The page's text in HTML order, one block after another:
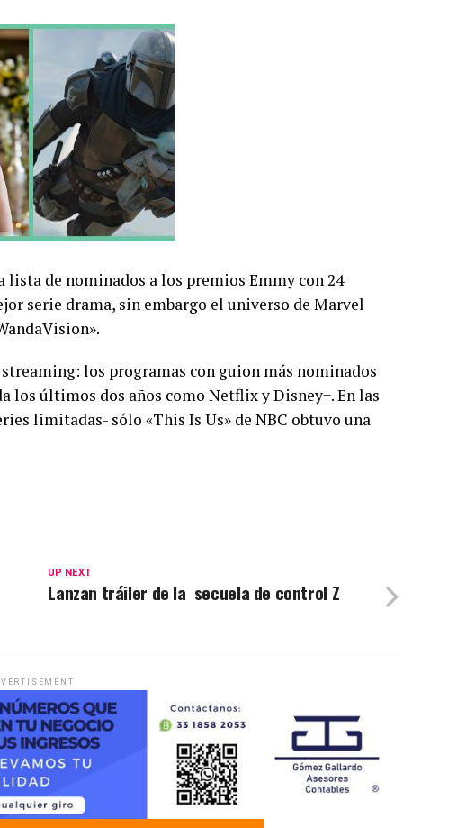
lista de nominados a los premios Emmy con 24
serie drama, sin embargo el universo de Marvel
los programas con guion más nominados
los últimos dos años como Netflix y Disney+. En las
limitadas- sólo «This Is Us» de NBC obtuvo una
UP NEXT
Lanzan tráiler de la secuela de control Z